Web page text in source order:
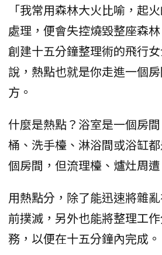
「我常用森林大火比喻，起
處理，便會失控燒毀整座森
創建十五分鐘整理術的飛行女
說，熱點也就是你走進一個
方。
什麼是熱點？浴室是一個房
桶、洗手檯、淋浴間或浴缸
個房間，但流理檯、爐灶周
用熱點分，除了能迅速將雜
前撲滅，另外也能將整理工
務，以便在十五分鐘內完成。